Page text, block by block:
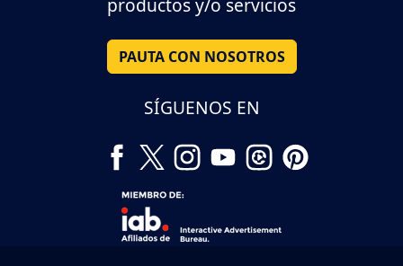
PAUTA CON NOSOTROS
SÍGUENOS EN